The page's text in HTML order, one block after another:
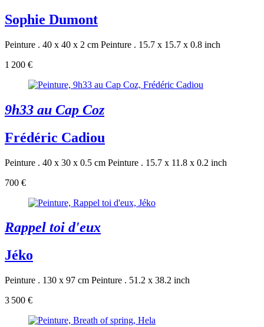
Sophie Dumont
Peinture . 40 x 40 x 2 cm Peinture . 15.7 x 15.7 x 0.8 inch
1 200 €
9h33 au Cap Coz
Frédéric Cadiou
Peinture . 40 x 30 x 0.5 cm Peinture . 15.7 x 11.8 x 0.2 inch
700 €
Rappel toi d'eux
Jéko
Peinture . 130 x 97 cm Peinture . 51.2 x 38.2 inch
3 500 €